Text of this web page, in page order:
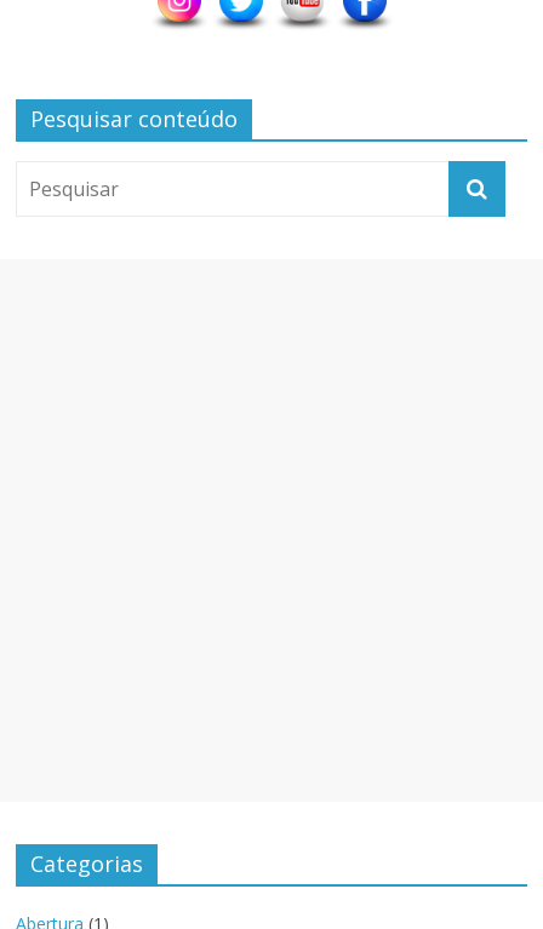
Pesquisar conteúdo
Categorias
Abertura (1)